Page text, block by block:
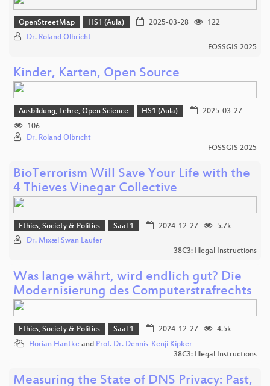
OpenStreetMap HS1 (Aula) 2025-03-28
122
Dr. Roland Olbricht
FOSSGIS 2025
Kinder, Karten, Open Source
Ausbildung, Lehre, Open Science HS1 (Aula)
2025-03-27
106
Dr. Roland Olbricht
FOSSGIS 2025
BioTerrorism Will Save Your Life with the
4 Thieves Vinegar Collective
Ethics, Society & Politics Saal 1 2024-12-27
5.7k
Dr. Mixæl Swan Laufer
38C3: Illegal Instructions
Was lange währt, wird endlich gut? Die
Modernisierung des Computerstrafrechts
Ethics, Society & Politics Saal 1 2024-12-27
4.5k
Florian Hantke and Prof. Dr. Dennis-Kenji Kipker
38C3: Illegal Instructions
Measuring the State of DNS Privacy: Past,